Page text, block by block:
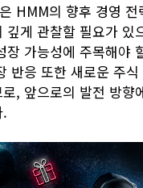
HMM의 향후 경영 전
깊게 관찰할 필요가 있
장 가능성에 주목해야
반응 또한 새로운 주
, 앞으로의 발전 방향
.